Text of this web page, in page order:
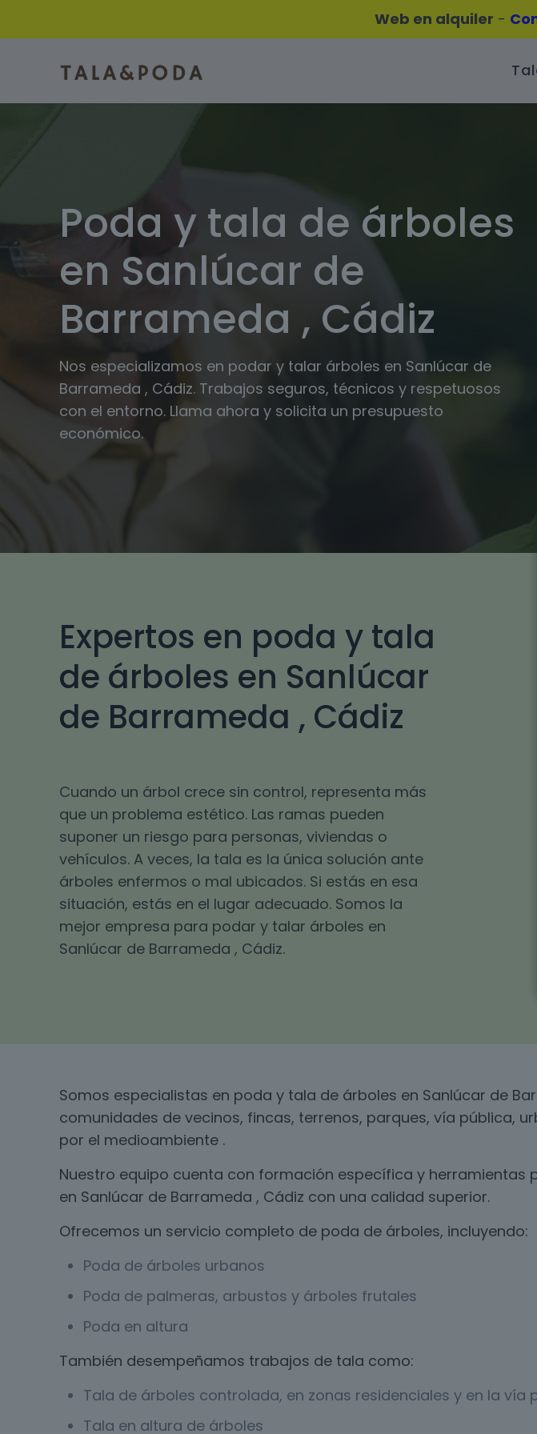
Web en alquiler -
Poda y tala de árboles
en Sanlúcar de
Barrameda , Cádiz
Nos especializamos en podar y talar árboles en Sanlúcar de
Barrameda , Cádiz. Trabajos seguros, técnicos y respetuosos
con el entorno. Llama ahora y solicita un presupuesto
económico.
Expertos en poda y tala
de árboles en Sanlúcar
de Barrameda , Cádiz
Cuando un árbol crece sin control, representa más
que un problema estético. Las ramas pueden
suponer un riesgo para personas, viviendas o
vehículos. A veces, la tala es la única solución ante
árboles enfermos o mal ubicados. Si estás en esa
situación, estás en el lugar adecuado. Somos la
mejor empresa para podar y talar árboles en
Sanlúcar de Barrameda , Cádiz.
Somos especialistas en poda y tala de árboles en Sanlúcar de
comunidades de vecinos, fincas, terrenos, parques, vía pública,
por el medioambiente .
Nuestro equipo cuenta con formación específica y
en Sanlúcar de Barrameda , Cádiz con una calidad superior.
Ofrecemos un servicio completo de poda de árboles, incluyendo:
Poda de árboles urbanos
Poda de palmeras, arbustos y árboles frutales
Poda en altura
También desempeñamos trabajos de tala como:
Tala de árboles controlada, en zonas residenciales y en la vía
Tala en altura de árboles